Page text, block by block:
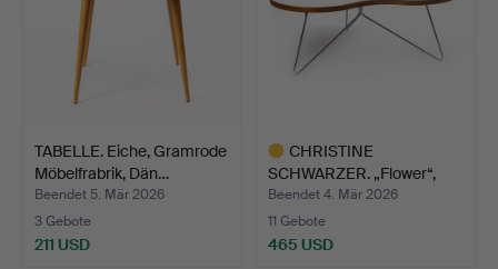
TABELLE. Eiche, Gramrode
Möbelfrabrik, Dän…
Beendet 5. Mär 2026
3 Gebote
211 USD
CHRISTINE
SCHWARZER. „Flower“,
Tisch, lami…
Beendet 4. Mär 2026
11 Gebote
465 USD